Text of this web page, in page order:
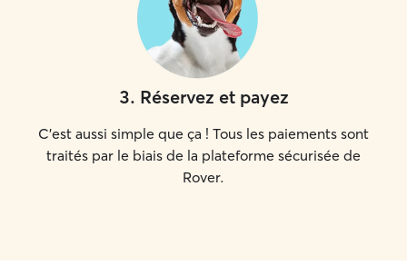
3. Réservez et payez
C'est aussi simple que ça ! Tous les paiements sont
traités par le biais de la plateforme sécurisée de
Rover.